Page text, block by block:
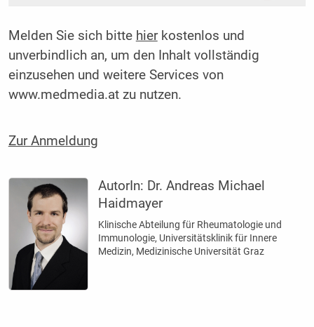
Melden Sie sich bitte hierkostenlos und
unverbindlich an, um den Inhalt vollständig
einzusehen und weitere Services von
www.medmedia.at zu nutzen.
Zur Anmeldung
AutorIn: Dr. Andreas Michael
Haidmayer
Klinische Abteilung für Rheumatologie und
Immunologie, Universitätsklinik für Innere
Medizin, Medizinische Universität Graz